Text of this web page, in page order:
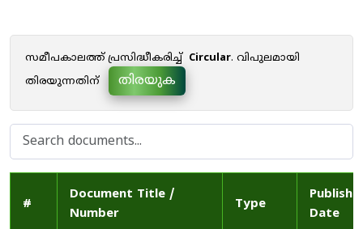
സമീപകാലത്ത് പ്രസിദ്ധീകരിച്ച് Circular. വിപുലമായി
തിരയുന്നതിന്
തിരയുക
#
Document Title /
Number
Type
Date